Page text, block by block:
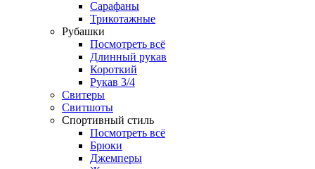
Сарафаны
Трикотажные
Рубашки
Посмотреть всё
Длинный рукав
Короткий
Рукав 3/4
Свитеры
Свитшоты
Спортивный стиль
Посмотреть всё
Брюки
Джемперы